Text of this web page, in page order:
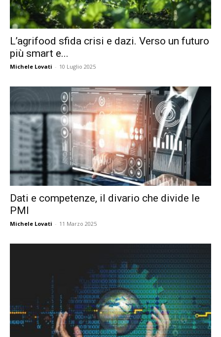
L’agrifood sfida crisi e dazi. Verso un futuro
più smart e...
Michele Lovati - 10 Luglio 2025
Dati e competenze, il divario che divide le
PMI
Michele Lovati - 11 Marzo 2025